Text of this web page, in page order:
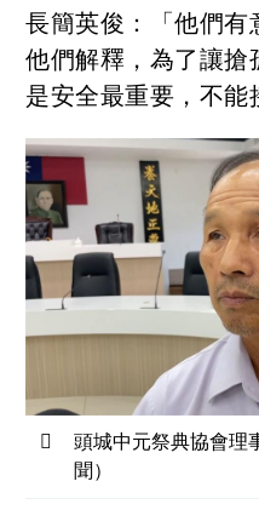
長簡英俊：「他們有
他們解釋，為了讓搶
是安全最重要，不能
頭城中元祭典協會理
聞）